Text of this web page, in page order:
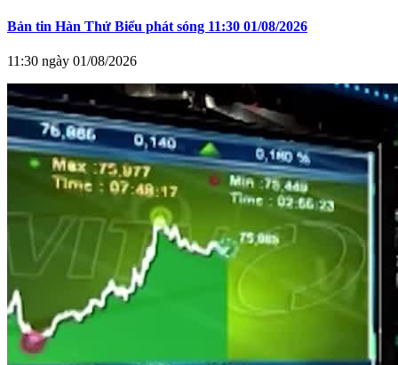
Bản tin Hàn Thử Biểu phát sóng 11:30 01/08/2026
11:30 ngày 01/08/2026